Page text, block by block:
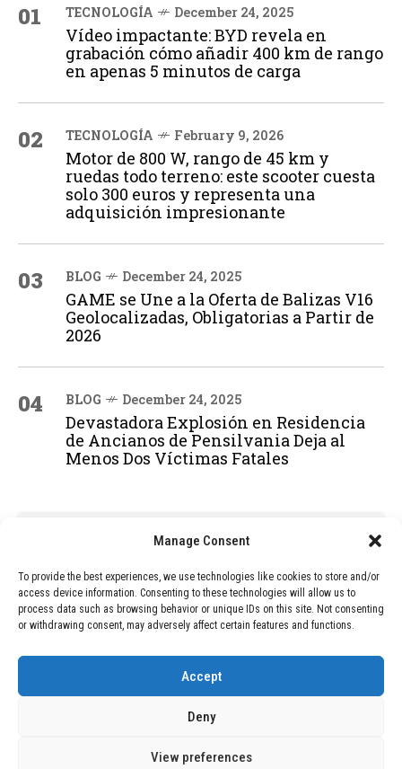
Manage Consent
To provide the best experiences, we use technologies like cookies to store and/or
access device information. Consenting to these technologies will allow us to
process data such as browsing behavior or unique IDs on this site. Not consenting
or withdrawing consent, may adversely affect certain features and functions.
Accept
Deny
View preferences
01 TECNOLOGÍA December 24, 2025
Vídeo impactante: BYD revela en
grabación cómo añadir 400 km de rango
en apenas 5 minutos de carga
02 TECNOLOGÍA February 9, 2026
Motor de 800 W, rango de 45 km y
ruedas todo terreno: este scooter cuesta
solo 300 euros y representa una
adquisición impresionante
03 BLOG December 24, 2025
GAME se Une a la Oferta de Balizas V16
Geolocalizadas, Obligatorias a Partir de
2026
04 BLOG December 24, 2025
Devastadora Explosión en Residencia
de Ancianos de Pensilvania Deja al
Menos Dos Víctimas Fatales